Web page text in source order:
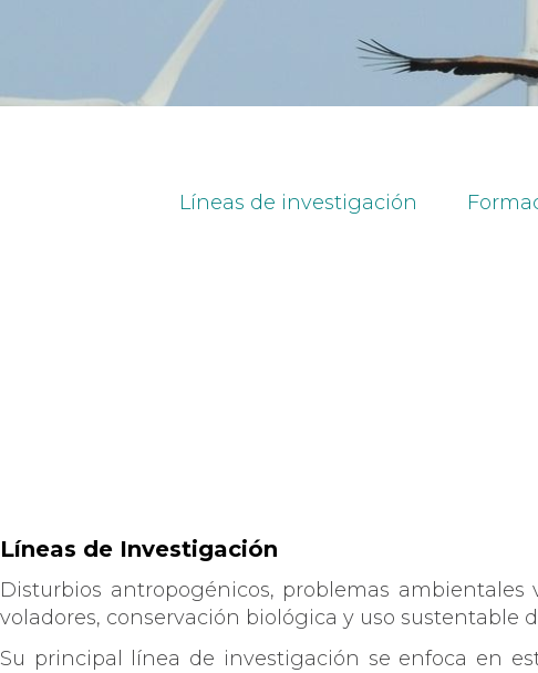
Líneas de investigación
Líneas de Investigación
Disturbios antropogénicos, problemas
voladores, conservación biológica y uso sustentable
Su principal línea de investigación se enfoca en